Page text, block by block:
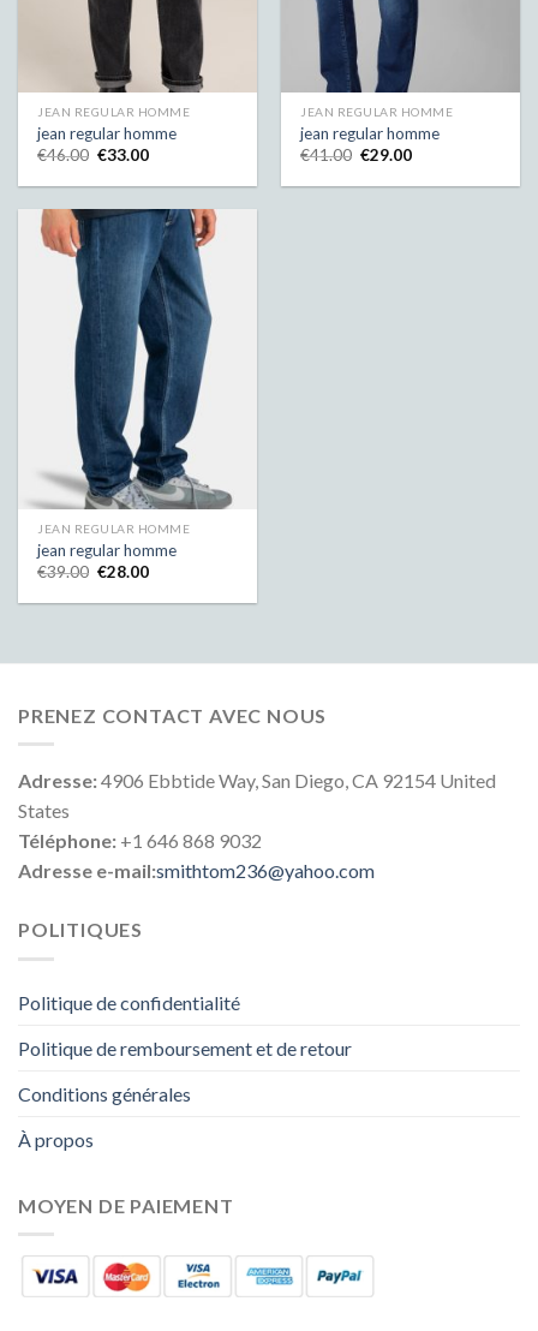
JEAN REGULAR HOMME
jean regular homme
€46.00 €33.00
JEAN REGULAR HOMME
jean regular homme
€41.00 €29.00
JEAN REGULAR HOMME
jean regular homme
€39.00 €28.00
PRENEZ CONTACT AVEC NOUS
Adresse:4906 Ebbtide Way, San Diego, CA 92154 United
States
Téléphone: +1 646 868 9032
Adresse e-mail:smithtom236@yahoo.com
POLITIQUES
Politique de confidentialité
Politique de remboursement et de retour
Conditions générales
À propos
MOYEN DE PAIEMENT